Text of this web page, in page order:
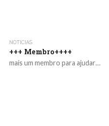
NOTICIAS
+++ Membro++++
mais um membro para ajudar…